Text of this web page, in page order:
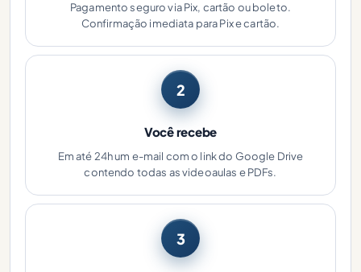
Pagamento seguro via Pix, cartão ou boleto.
Confirmação imediata para Pix e cartão.
2
Você recebe
Em até 24h um e-mail com o link do Google Drive
contendo todas as videoaulas e PDFs.
3